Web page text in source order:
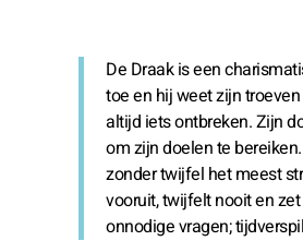
De Draak is een
toe en hij weet zijn
altijd iets ontbreken. Zijn
om zijn doelen te
zonder twijfel het meest
vooruit, twijfelt nooit en
onnodige vragen;